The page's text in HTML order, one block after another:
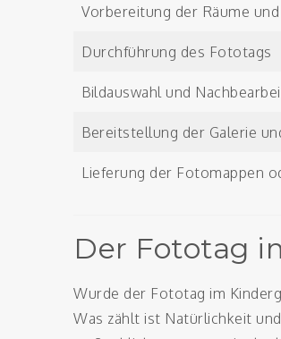
Vorbereitung der Räume
Durchführung des Fototags
Bildauswahl und
Bereitstellung der Galerie
Lieferung der Fotomappen
Der Fototag
Wurde der Fototag im
Was zählt ist Natürlichkeit